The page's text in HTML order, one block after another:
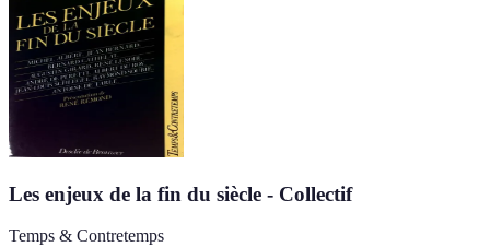
Les enjeux de la fin du siècle - Collectif
Temps & Contretemps